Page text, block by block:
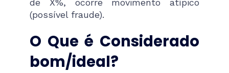
de X%, ocorre movimento atípico
(possível fraude).
O Que é Considerado
bom/ideal?